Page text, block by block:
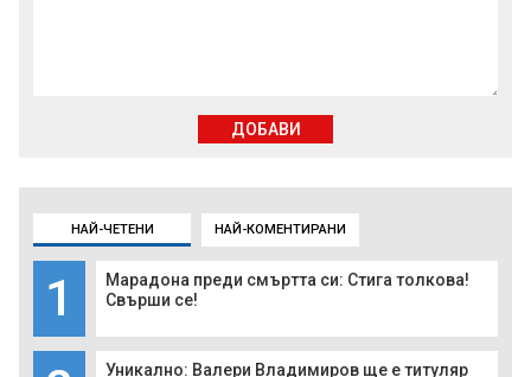
НАЙ-ЧЕТЕНИ НАЙ-КОМЕНТИРАНИ
1
Марадона преди смъртта си: Стига толкова!
Свърши се!
Уникално: Валери Владимиров ще е титуляр
ДОБАВИ